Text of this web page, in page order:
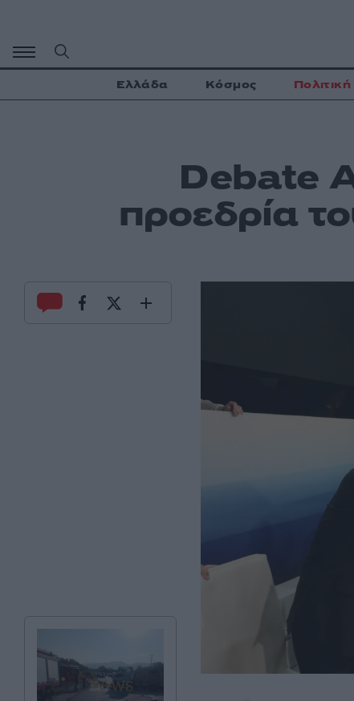
περιεχόμενο
Ελλάδα Κόσμος Πολιτική
Debate
προεδρία